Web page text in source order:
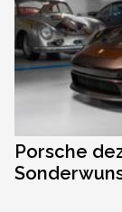
Porsche